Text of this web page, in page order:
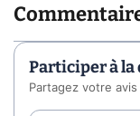
Participer à la
Partagez votre